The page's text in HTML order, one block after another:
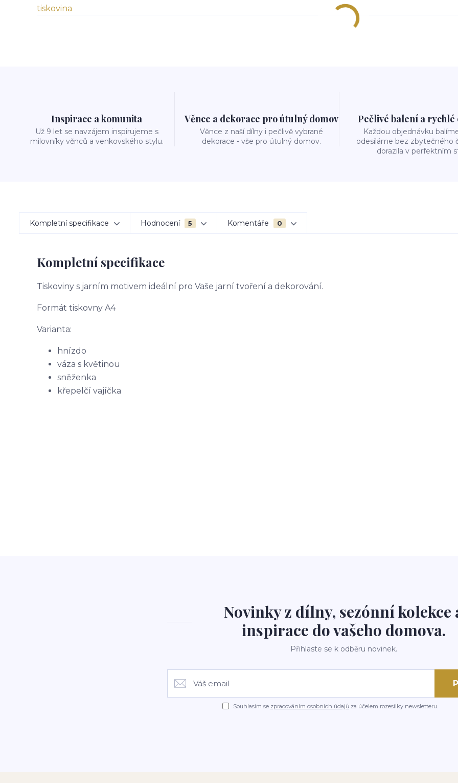
Inspirace a komunita
Už 9 let se navzájem inspirujeme s
milovníky věnců a venkovského stylu.
Věnce a dekorace pro útulný domov
Věnce z naší dílny i pečlivě vybrané
dekorace - vše pro útulný domov.
Pečlivé balení a rychlé
Každou objednávku
odesíláme bez zbytečného
dorazila v perfektním
Kompletní specifikace Hodnocení 5 Komentáře 0
Kompletní specifikace
Tiskoviny s jarním motivem ideální pro Vaše jarní tvoření a dekorování.
Formát tiskovny A4
Varianta:
hnízdo
váza s květinou
sněženka
křepelčí vajíčka
Novinky z dílny, sezónní kolekce
inspirace do vašeho domova.
Přihlaste se k odběru novinek.
Souhlasím se zpracováním osobních údajůza účelem rozesílky newsletteru.